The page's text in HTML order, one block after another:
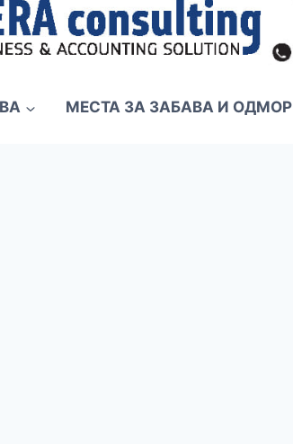
МЕСТА ЗА ЗАБАВА И ОДМОР